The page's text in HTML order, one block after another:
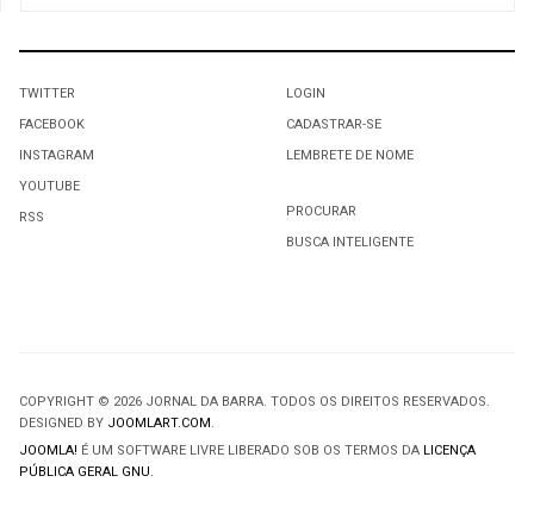
TWITTER
FACEBOOK
INSTAGRAM
YOUTUBE
RSS
LOGIN
CADASTRAR-SE
LEMBRETE DE NOME
PROCURAR
BUSCA INTELIGENTE
COPYRIGHT © 2026 JORNAL DA BARRA. TODOS OS DIREITOS RESERVADOS.
DESIGNED BY JOOMLART.COM.
JOOMLA! É UM SOFTWARE LIVRE LIBERADO SOB OS TERMOS DA LICENÇA
PÚBLICA GERAL GNU.